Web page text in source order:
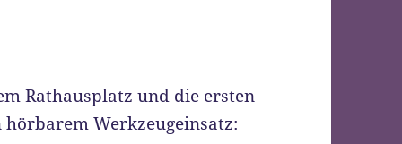
Rathausplatz und die ersten
Werkzeugeinsatz: